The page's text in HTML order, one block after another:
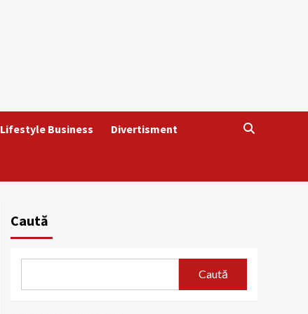
Lifestyle Business Divertisment
Caută
Caută